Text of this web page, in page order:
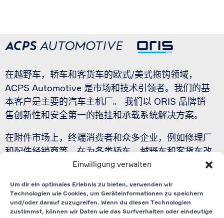
Einwilligung verwalten
Um dir ein optimales Erlebnis zu bieten, verwenden wir
Technologien wie Cookies, um Geräteinformationen zu speichern
und/oder darauf zuzugreifen. Wenn du diesen Technologien
zustimmst, können wir Daten wie das Surfverhalten oder eindeutige
在越野车，轿车和客货车的欧式/美式拖钩领域，
ACPS Automotive 是市场和技术引领者。我们的基
本客户是主要的汽车主机厂。 我们以 ORIS 品牌销
售创新性和安全第一的拖挂和承载系统解决方案。
在附件市场上，终端消费者和众多企业，例如修理厂
和配件经销商等，在为各类轿车，越野车和客货车改
装时也对我们的 ORIS 品牌拖钩和自行车架也倍加信
联络表格